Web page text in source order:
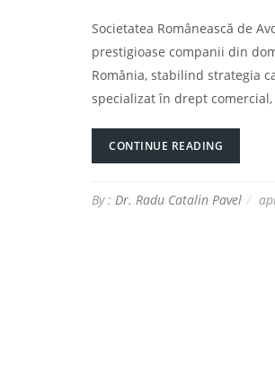
Societatea Românească de
prestigioase companii din
România, stabilind strategia
specializat în drept
CONTINUE READING
By : Dr. Radu Catalin Pavel